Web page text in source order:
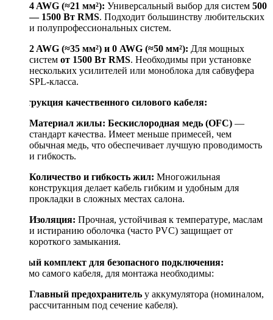
4 AWG (≈21 мм²): Универсальный выбор для систем 500
— 1500 Вт RMS. Подходит большинству любительских
и полупрофессиональных систем.
2 AWG (≈35 мм²) и 0 AWG (≈50 мм²): Для мощных
систем от 1500 Вт RMS. Необходимы при установке
нескольких усилителей или моноблока для сабвуфера
SPL-класса.
Конструкция качественного силового кабеля:
Материал жилы: Бескислородная медь (OFC) —
стандарт качества. Имеет меньше примесей, чем
обычная медь, что обеспечивает лучшую проводимость
и гибкость.
Количество и гибкость жил: Многожильная
конструкция делает кабель гибким и удобным для
прокладки в сложных местах салона.
Изоляция: Прочная, устойчивая к температуре, маслам
и истиранию оболочка (часто PVC) защищает от
короткого замыкания.
Полный комплект для безопасного подключения:
Помимо самого кабеля, для монтажа необходимы:
Главный предохранитель у аккумулятора (номиналом,
рассчитанным под сечение кабеля).